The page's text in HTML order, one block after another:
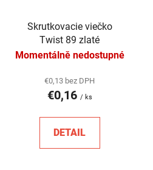
Skrutkovacie viečko
Twist 89 zlaté
Momentálně nedostupné
€0,13 bez DPH
€0,16 / ks
DETAIL